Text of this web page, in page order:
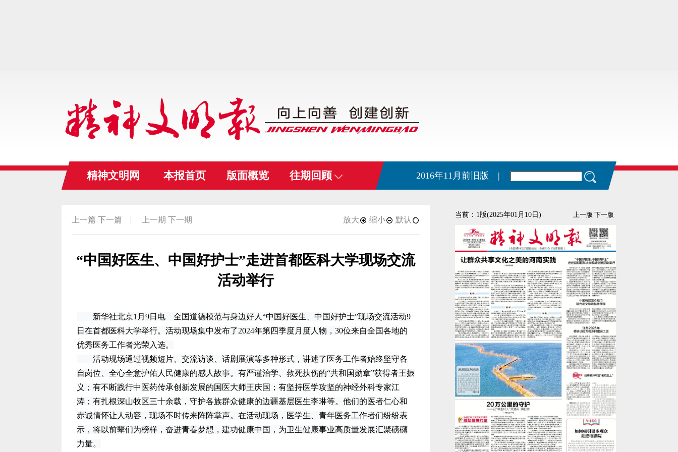
精神文明网 本报首页 版面概览 往期回顾 2016年11月前旧版 |
上一篇 下一篇 | 上一期 下一期 放大 缩小 默认
“中国好医生、中国好护士”走进首都医科大学现场交流
活动举行
新华社北京1月9日电 全国道德模范与身边好人“中国好医生、中国好护士”现场交流活动9
日在首都医科大学举行。活动现场集中发布了2024年第四季度月度人物，30位来自全国各地的
优秀医务工作者光荣入选。
活动现场通过视频短片、交流访谈、话剧展演等多种形式，讲述了医务工作者始终坚守各
自岗位、全心全意护佑人民健康的感人故事。有严谨治学、救死扶伤的“共和国勋章”获得者王振
义；有不断践行中医药传承创新发展的国医大师王庆国；有坚持医学攻坚的神经外科专家江
涛；有扎根深山牧区三十余载，守护各族群众健康的边疆基层医生李琳等。他们的医者仁心和
赤诚情怀让人动容，现场不时传来阵阵掌声。在活动现场，医学生、青年医务工作者们纷纷表
示，将以前辈们为榜样，奋进青春梦想，建功健康中国，为卫生健康事业高质量发展汇聚磅礴
力量。
当前：1版(2025年01月10日) 上一版 下一版